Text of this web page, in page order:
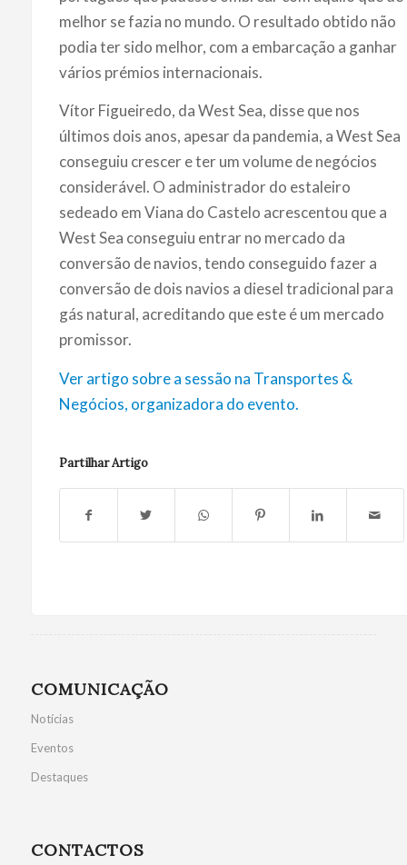
melhor se fazia no mundo. O resultado obtido não
podia ter sido melhor, com a embarcação a ganhar
vários prémios internacionais.
Vítor Figueiredo, da West Sea, disse que nos
últimos dois anos, apesar da pandemia, a West Sea
conseguiu crescer e ter um volume de negócios
considerável. O administrador do estaleiro
sedeado em Viana do Castelo acrescentou que a
West Sea conseguiu entrar no mercado da
conversão de navios, tendo conseguido fazer a
conversão de dois navios a diesel tradicional para
gás natural, acreditando que este é um mercado
promissor.
Ver artigo sobre a sessão na Transportes &
Negócios, organizadora do evento.
Partilhar Artigo
COMUNICAÇÃO
Notícias
Eventos
Destaques
CONTACTOS